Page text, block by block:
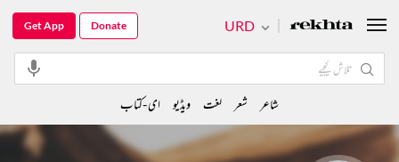
URD
Get App Donate
شاعر شعر لغت ویڈیو ای-کتاب